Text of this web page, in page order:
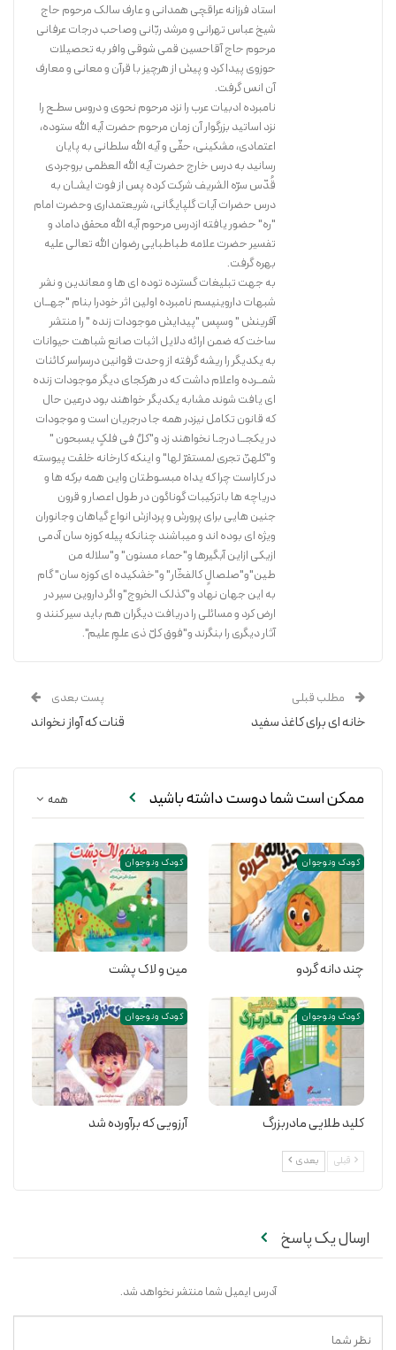
استاد فرزانه عراقچی همدانی و عارف سالک مرحوم حاج
شیخ عباس تهرانی و مرشد ربّانی وصاحب درجات عرفانی
مرحوم حاج آقاحسین قمی شوقی وافر به تحصیلات
حوزوی پیدا کرد و پیش از هرچیز با قرآن و معانی و معارف
آن انس گرفت.
نامبرده ادبیات عرب را نزد مرحوم نحوی و دروس سطـح را
نزد اساتید بزرگوار آن زمان مرحوم حضرت آیه الله ستوده،
اعتمادی، مشکینی، حقّی و آیه الله سلطانی به پایان
رسانید به درس خارج حضرت آیه الله العظمی بروجردی
قُدّس سرّه الشریف شرکت کرده پس از فوت ایشـان به
درس حضرات آیات گلپایگانی، شریعتمداری وحضرت امام
"ره" حضور یافته ازدرس مرحوم آیه الله محقق داماد و
تفسیر حضرت علامه طباطبایی رضوان الله تعالی علیه
بهره گرفت.
به جهت تبلیغات گسترده توده ای ها و معاندین و نشر
شبهات داروینیسم نامبرده اولین اثر خودرا بنام "جهــان
آفرینش " وسپس "پیدایش موجودات زنده " را منتشر
ساخت که ضمن ارائه دلایل اثبات صانع شباهت حیوانات
به یکدیگر را ریشه گرفته از وحدت قوانین درسراسر کائنات
شمــرده واعلام داشت که در هرکجای دیگر موجودات زنده
ای یافت شوند مشابه یکدیگر خواهند بود درعین حال
که قانون تکامل نیزدر همه جا درجریان است و موجودات
در یکجــا درجـا نخواهند زد و"کلٌ فی فلکٍ یسبحون "
و"کلهنّ تجری لمستقرّ لها" و اینکه کارخانه خلقت پیوسته
در کاراست چرا که یداه مبسـوطتان واین همه برکه ها و
دریاچه ها باترکیبات گوناگون در طول اعصار و قرون
جنین هایی برای پرورش و پردازش انواع گیاهان وجانوران
ویژه ای بوده اند و میباشند چنانکه پیله کوزه سان آدمی
ازیکی ازاین آبگیرها و"حماء مسنون" و"سلاله من
طین"و"صلصالٍ کالفخّار" و"خشکیده ای کوزه سان" گام
به این جهان نهاد و"کذلک الخروج"و اگر داروین سیر در
ارض کرد و مسائلی را دریافت دیگران هم باید سیر کنند و
آثار دیگری را بنگرند و"فوق کلّ ذی علمٍ علیم".
مطلب قبلی
خانه ای برای کاغذ سفید
پست بعدی
قنات که آواز نخواند
همه ممکن است شما دوست داشته باشید
کودک و نوجوان
چند دانه گردو
کودک و نوجوان
مین و لاک پشت
کودک و نوجوان
کلید طلایی مادربزرگ
کودک و نوجوان
آرزویی که برآورده شد
قبلی بعدی
ارسال یک پاسخ
آدرس ایمیل شما منتشر نخواهد شد.